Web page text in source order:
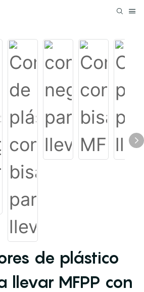
de plástico
llevar MFPP con